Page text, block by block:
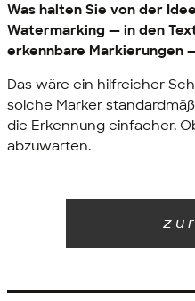
Was halten Sie von der
Watermarking — in den
erkennbare Markierungen
Das wäre ein hilfreicher
solche Marker
die Erkennung einfacher.
abzuwarten.